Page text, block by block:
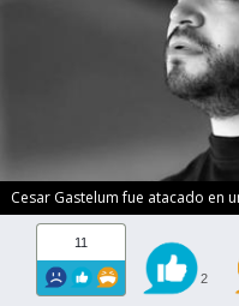
Cesar Gastelum fue atacado en
11
2